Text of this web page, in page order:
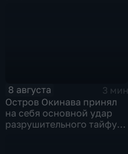
8 августа
3 мин
Остров Окинава принял
на себя основной удар
разрушительного тайфуна